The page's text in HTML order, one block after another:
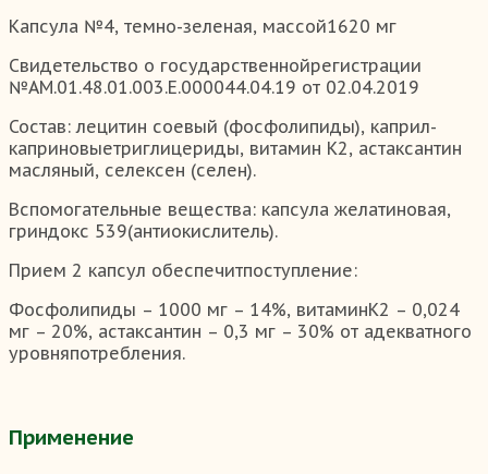
Капсула №4, темно-зеленая, массой1620 мг
Свидетельство о государственнойрегистрации
№АМ.01.48.01.003.Е.000044.04.19 от 02.04.2019
Состав: лецитин соевый (фосфолипиды), каприл-
каприновыетриглицериды, витамин К2, астаксантин
масляный, селексен (селен).
Вспомогательные вещества: капсула желатиновая,
гриндокс 539(антиокислитель).
Прием 2 капсул обеспечитпоступление:
Фосфолипиды – 1000 мг – 14%, витаминК2 – 0,024
мг – 20%, астаксантин – 0,3 мг – 30% от адекватного
уровняпотребления.
Применение